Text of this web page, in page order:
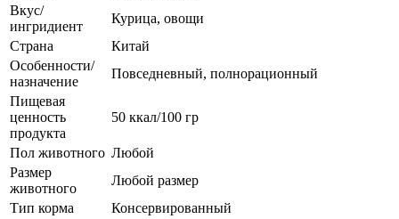
Вкус/
ингридиент
Курица, овощи
Страна
Китай
Особенности/
назначение
Повседневный, полнорационный
Пищевая
ценность
продукта
50 ккал/100 гр
Пол животного Любой
Размер
животного
Любой размер
Тип корма
Консервированный